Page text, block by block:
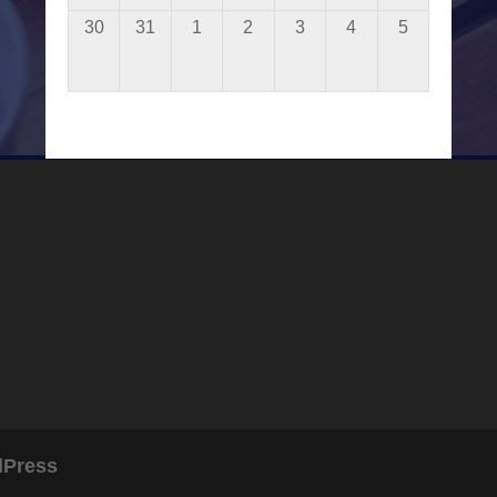
30 31 1 2 3 4 5